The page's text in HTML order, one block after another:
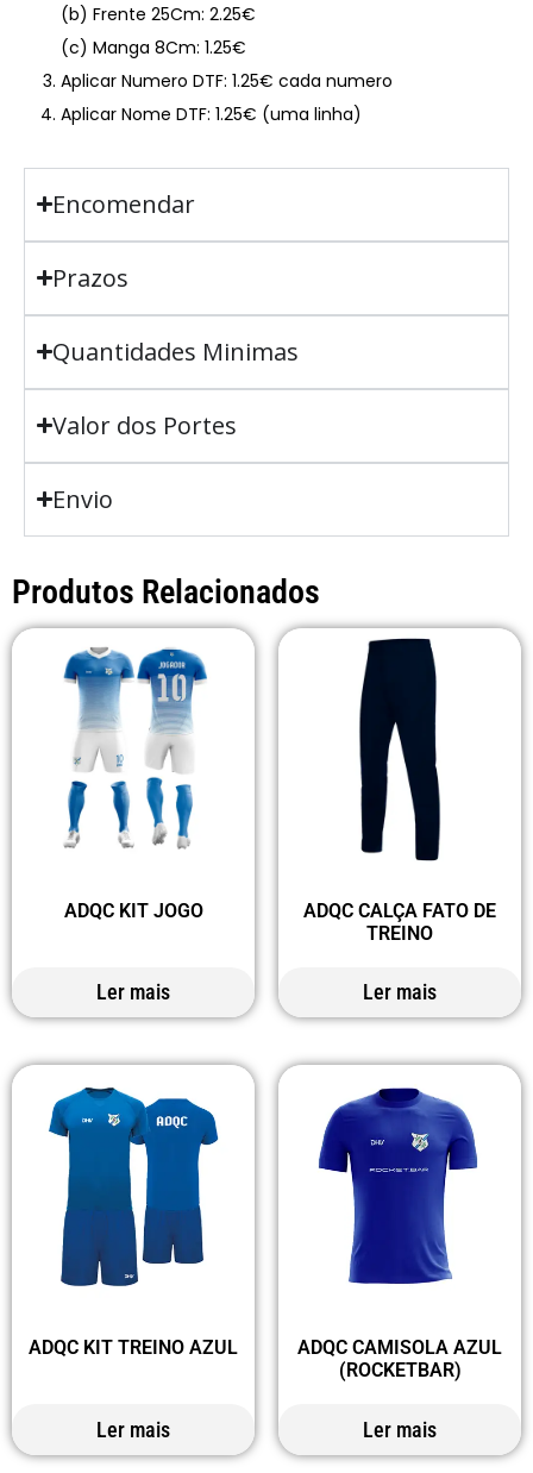
(b) Frente 25Cm: 2.25€
(c) Manga 8Cm: 1.25€
Aplicar Numero DTF: 1.25€ cada numero
Aplicar Nome DTF: 1.25€ (uma linha)
Encomendar
Prazos
Quantidades Minimas
Valor dos Portes
Envio
Produtos Relacionados
ADQC KIT JOGO
Ler mais
ADQC CALÇA FATO DE
TREINO
Ler mais
ADQC KIT TREINO AZUL
Ler mais
ADQC CAMISOLA AZUL
(ROCKETBAR)
Ler mais